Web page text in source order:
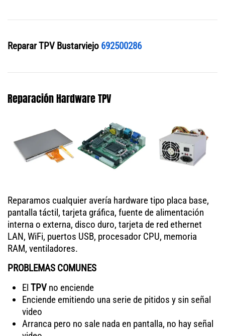
Reparar TPV Bustarviejo 692500286
Reparación Hardware TPV
Reparamos cualquier avería hardware tipo placa base,
pantalla táctil, tarjeta gráfica, fuente de alimentación
interna o externa, disco duro, tarjeta de red ethernet
LAN, WiFi, puertos USB, procesador CPU, memoria
RAM, ventiladores.
PROBLEMAS COMUNES
El TPVno enciende
Enciende emitiendo una serie de pitidos y sin señal
video
Arranca pero no sale nada en pantalla, no hay señal